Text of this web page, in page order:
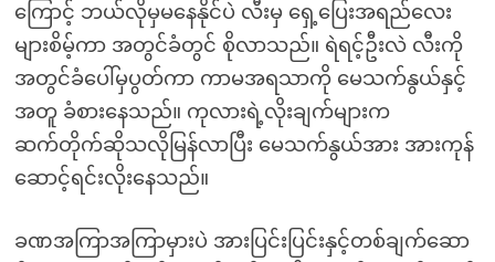
ကြောင့် ဘယ်လိုမှမနေနိုင်ပဲ လီးမှ ရှေ့ပြေးအရည်လေး
များစိမ့်ကာ အတွင်ခံတွင် စိုလာသည်။ ရဲရင့်ဦးလဲ လီးကို
အတွင်ခံပေါ်မှပွတ်ကာ ကာမအရသာကို မေသက်နွယ်နှင့်
အတူ ခံစားနေသည်။ ကုလားရဲ့လိုးချက်များက
ဆက်တိုက်ဆိုသလိုမြန်လာပြီး မေသက်နွယ်အား အားကုန်
ဆောင့်ရင်းလိုးနေသည်။
ခဏအကြာအကြာမှားပဲ အားပြင်းပြင်းနှင့်တစ်ချက်ဆော